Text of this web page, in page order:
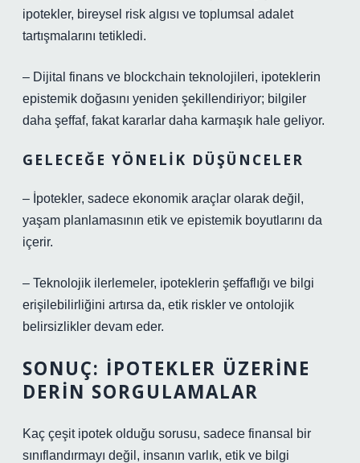
ipotekler, bireysel risk algısı ve toplumsal adalet
tartışmalarını tetikledi.
– Dijital finans ve blockchain teknolojileri, ipoteklerin
epistemik doğasını yeniden şekillendiriyor; bilgiler
daha şeffaf, fakat kararlar daha karmaşık hale geliyor.
GELECEĞE YÖNELIK DÜŞÜNCELER
– İpotekler, sadece ekonomik araçlar olarak değil,
yaşam planlamasının etik ve epistemik boyutlarını da
içerir.
– Teknolojik ilerlemeler, ipoteklerin şeffaflığı ve bilgi
erişilebilirliğini artırsa da, etik riskler ve ontolojik
belirsizlikler devam eder.
SONUÇ: İPOTEKLER ÜZERINE
DERIN SORGULAMALAR
Kaç çeşit ipotek olduğu sorusu, sadece finansal bir
sınıflandırmayı değil, insanın varlık, etik ve bilgi